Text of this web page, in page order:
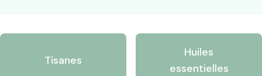
Tisanes
Huiles
essentielles